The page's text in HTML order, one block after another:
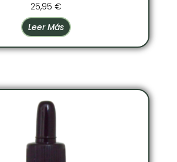
25,95 €
Leer Más